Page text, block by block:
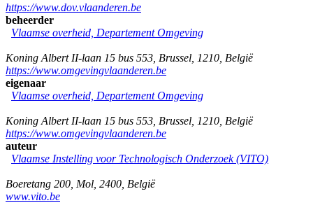
https://www.dov.vlaanderen.be
beheerder
Vlaamse overheid, Departement Omgeving
Koning Albert II-laan 15 bus 553 Brussel 1210 België
https://www.omgevingvlaanderen.be
eigenaar
Vlaamse overheid, Departement Omgeving
Koning Albert II-laan 15 bus 553 Brussel 1210 België
https://www.omgevingvlaanderen.be
auteur
Vlaamse Instelling voor Technologisch Onderzoek (VITO)
Boeretang 200 Mol 2400 België
www.vito.be